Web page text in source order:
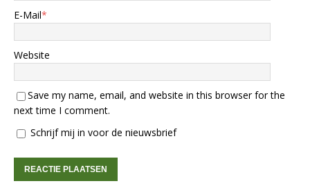
E-Mail*
Website
Save my name, email, and website in this browser for the
next time I comment.
Schrijf mij in voor de nieuwsbrief